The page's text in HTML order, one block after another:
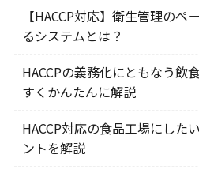
【HACCP対応】衛生管理のペ
るシステムとは？
HACCPの義務化にともなう飲
すくかんたんに解説
HACCP対応の食品工場にした
ントを解説